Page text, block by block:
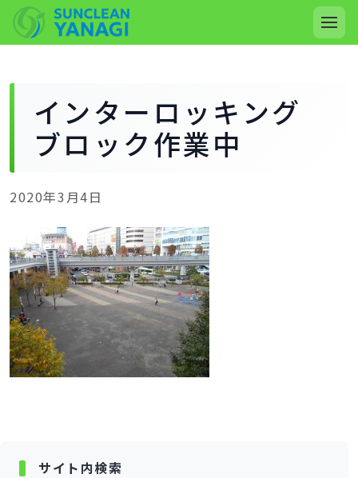
インターロッキング
ブロック作業中
2020年3月4日
サイト内検索